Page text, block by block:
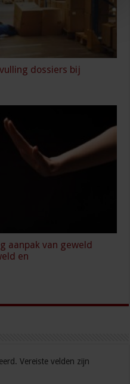
dossiers bij
aanpak van geweld
en
Vereiste velden zijn